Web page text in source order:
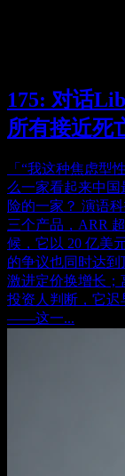
175: 对话
所有接近死
「“我这种焦虑型
么一家看起来中
险的一家？ 演语
三个产品，ARR
候，它以 20 亿美
的争议也同时达
激进定价换增长
投资人判断，它迟
——这一...